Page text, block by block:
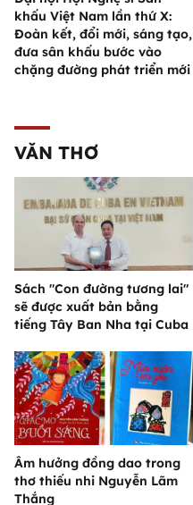
khấu Việt Nam lần thứ X:
Đoàn kết, đổi mới, sáng tạo,
đưa sân khấu bước vào
chặng đường phát triển mới
VĂN THƠ
Sách "Con đường tương lai"
sẽ được xuất bản bằng
tiếng Tây Ban Nha tại Cuba
Âm hưởng đồng dao trong
thơ thiếu nhi Nguyễn Lãm
Thắng